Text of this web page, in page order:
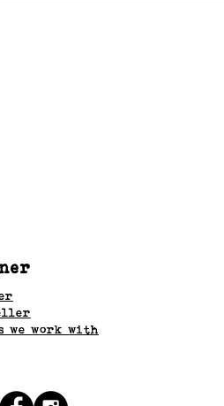
we work with